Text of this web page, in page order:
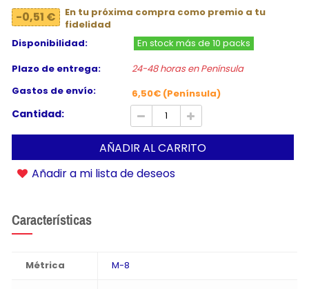
-0,51 €
En tu próxima compra como premio a tu
fidelidad
Disponibilidad:
En stock más de 10 packs
Plazo de entrega:
24-48 horas en Península
Gastos de envío:
6,50€ (Península)
Cantidad:
AÑADIR AL CARRITO
Añadir a mi lista de deseos
Características
Métrica M-8